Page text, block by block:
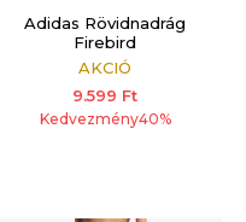
Adidas Rövidnadrág
Firebird
AKCIÓ
9.599 Ft
Kedvezmény40%